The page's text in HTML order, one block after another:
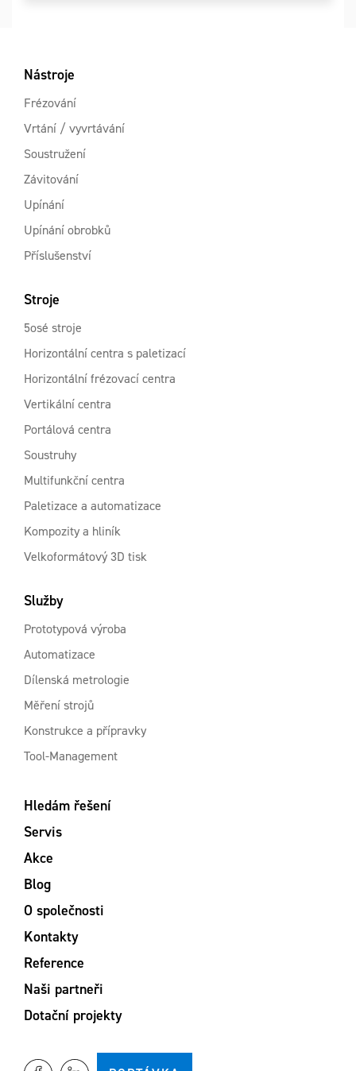
Nástroje
Frézování
Vrtání / vyvrtávání
Soustružení
Závitování
Upínání
Upínání obrobků
Příslušenství
Stroje
5osé stroje
Horizontální centra s paletizací
Horizontální frézovací centra
Vertikální centra
Portálová centra
Soustruhy
Multifunkční centra
Paletizace a automatizace
Kompozity a hliník
Velkoformátový 3D tisk
Služby
Prototypová výroba
Automatizace
Dílenská metrologie
Měření strojů
Konstrukce a přípravky
Tool-Management
Hledám řešení
Servis
Akce
Blog
O společnosti
Kontakty
Reference
Naši partneři
Dotační projekty